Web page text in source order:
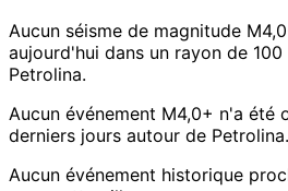
Aucun séisme de magnitude
aujourd'hui dans un rayon de
Petrolina.
Aucun événement M4,0+ n'a été
derniers jours autour de Petrolina.
Aucun événement historique